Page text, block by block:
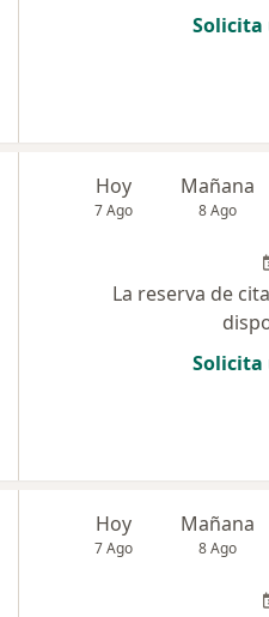
Solicita
Hoy
7 Ago
Mañana
8 Ago
La reserva de
Solicita
Hoy
7 Ago
Mañana
8 Ago